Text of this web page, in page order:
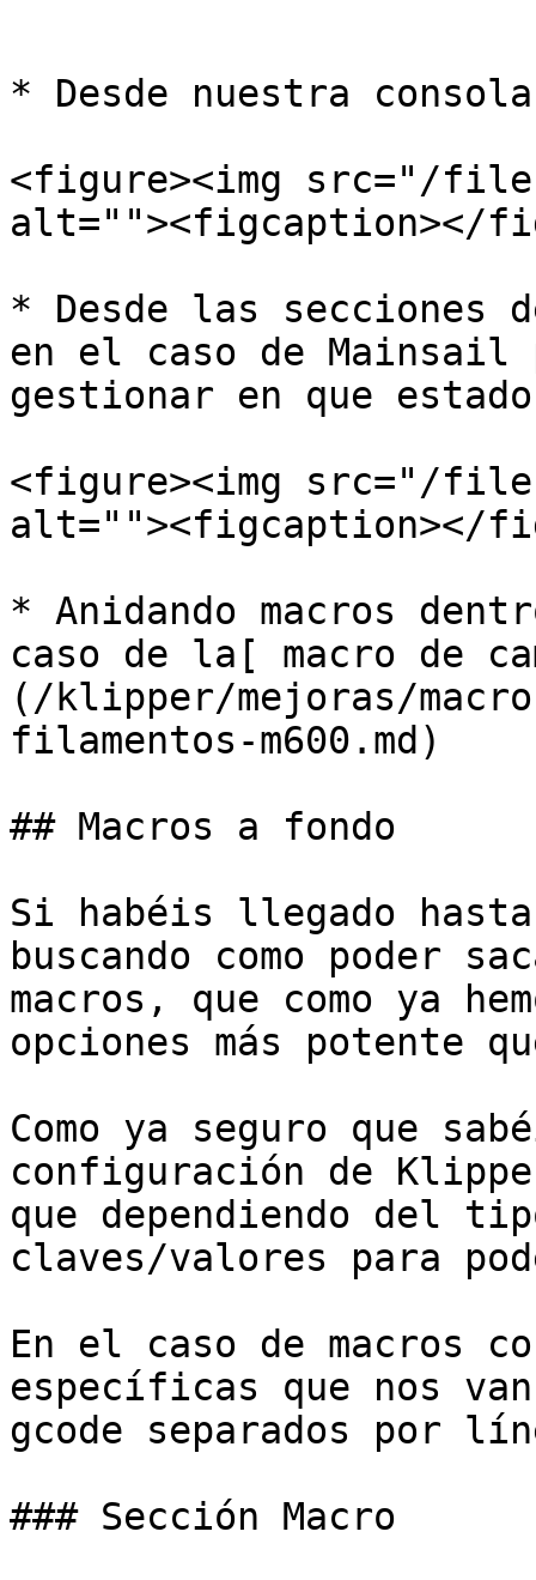
* Desde nuestra
<figure><img src="/files/
alt=""><figcaption></
* Desde las secciones
en el caso de Mainsail
gestionar en que
<figure><img src="/files/
alt=""><figcaption></
* Anidando macros
caso de la[ macro de
(/klipper/mejoras/
filamentos-m600.md)
## Macros a fondo
Si habéis llegado
buscando como poder
macros, que como ya
opciones más potente
Como ya seguro que
configuración de
que dependiendo del
claves/valores para
En el caso de macros
específicas que nos
gcode separados por
### Sección Macro